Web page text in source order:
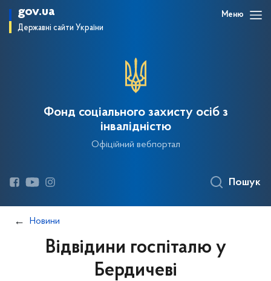
gov.ua
Державні сайти України
Меню
Фонд соціального захисту осіб з
інвалідністю
Офіційний вебпортал
Пошук
Новини
Відвідини госпіталю у
Бердичеві